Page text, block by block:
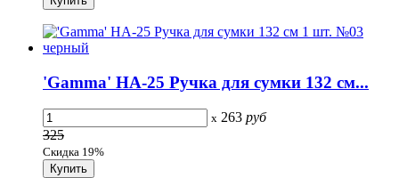
'Gamma' HA-25 Ручка для сумки 132 см...
x 263 руб
325
Скидка 19%